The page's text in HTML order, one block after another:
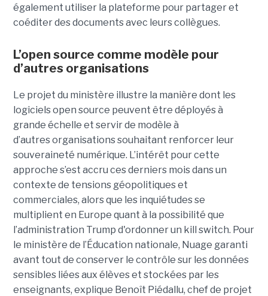
également utiliser la plateforme pour partager et
coéditer des documents avec leurs collègues.
L’open source comme modèle pour
d’autres organisations
Le projet du ministère illustre la manière dont les
logiciels open source peuvent être déployés à
grande échelle et servir de modèle à
d’autres organisations souhaitant renforcer leur
souveraineté numérique. L’intérêt pour cette
approche s’est accru ces derniers mois dans un
contexte de tensions géopolitiques et
commerciales, alors que les inquiétudes se
multiplient en Europe quant à la possibilité que
l’administration Trump d'ordonner un kill switch. Pour
le ministère de l’Éducation nationale, Nuage garanti
avant tout de conserver le contrôle sur les données
sensibles liées aux élèves et stockées par les
enseignants, explique Benoît Piédallu, chef de projet